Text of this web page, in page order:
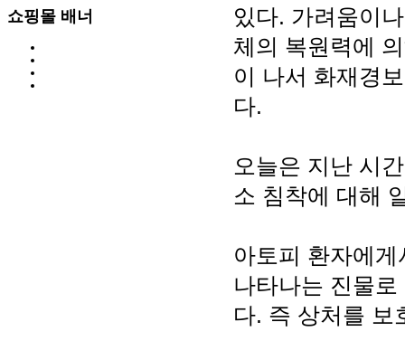
쇼핑몰 배너
있다. 가려움이
체의 복원력에
이 나서 화재경
다.
오늘은 지난 시
소 침착에 대해
아토피 환자에
나타나는 진물
다. 즉 상처를 보